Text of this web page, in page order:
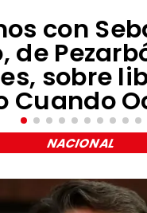
con
de
sobre
Cuando
NACIONAL